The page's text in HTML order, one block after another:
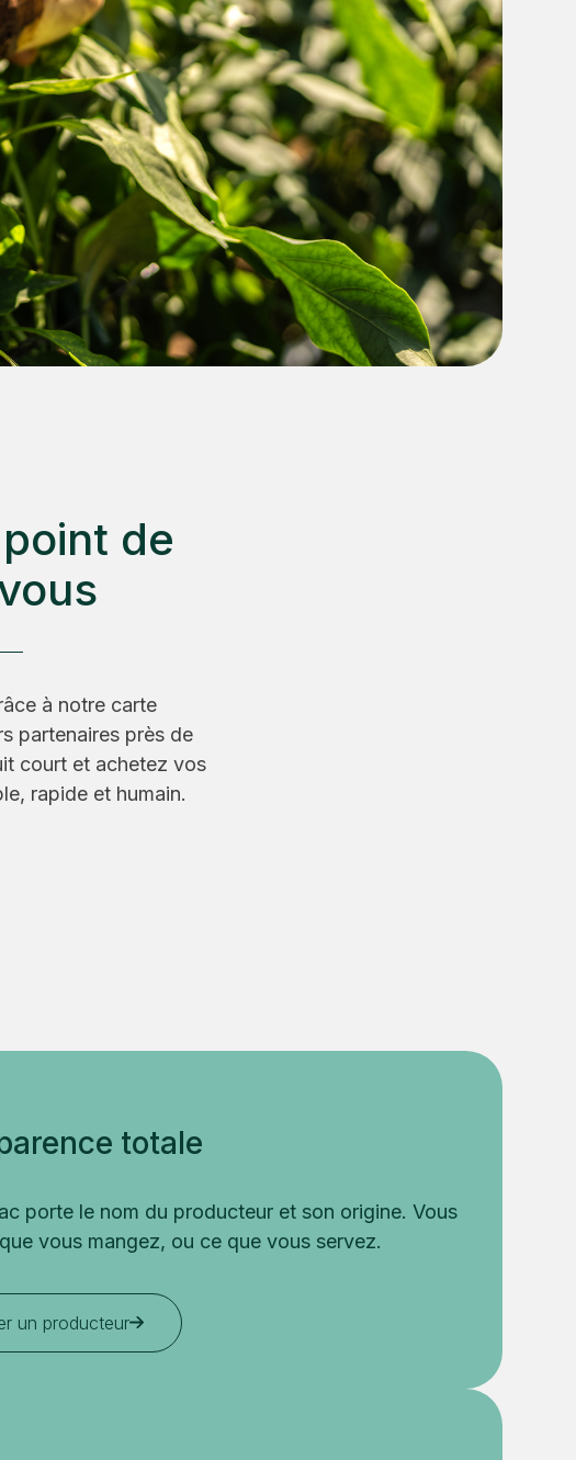
de
à notre carte
partenaires près de
court et achetez vos
rapide et humain.
totale
porte le nom du producteur et son origine. Vous
vous mangez, ou ce que vous servez.
un producteur